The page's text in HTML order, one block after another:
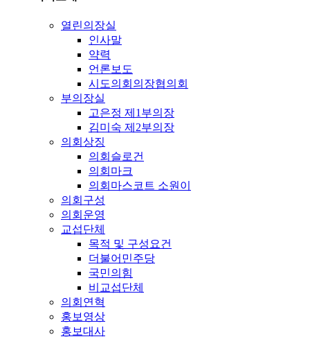
열린의장실
인사말
약력
언론보도
시도의회의장협의회
부의장실
고은정 제1부의장
김미숙 제2부의장
의회상징
의회슬로건
의회마크
의회마스코트 소원이
의회구성
의회운영
교섭단체
목적 및 구성요건
더불어민주당
국민의힘
비교섭단체
의회연혁
홍보영상
홍보대사